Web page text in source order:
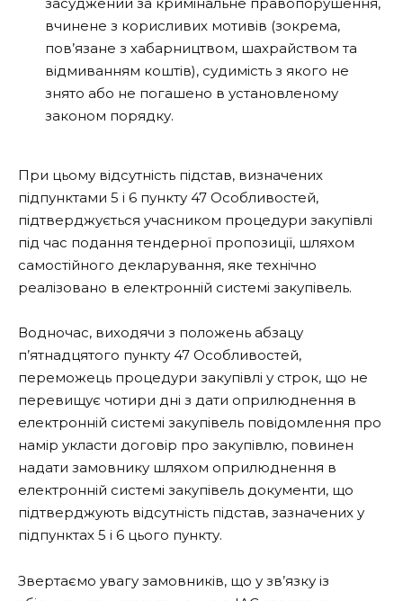
вчинене з корисливих мотивів (зокрема,
пов’язане з хабарництвом, шахрайством та
відмиванням коштів), судимість з якого не
знято або не погашено в установленому
законом порядку.
При цьому відсутність підстав, визначених
підпунктами 5 і 6 пункту 47 Особливостей,
підтверджується учасником процедури закупівлі
під час подання тендерної пропозиції, шляхом
самостійного декларування, яке технічно
реалізовано в електронній системі закупівель.
Водночас, виходячи з положень абзацу
п’ятнадцятого пункту 47 Особливостей,
переможець процедури закупівлі у строк, що не
перевищує чотири дні з дати оприлюднення в
електронній системі закупівель повідомлення про
намір укласти договір про закупівлю, повинен
надати замовнику шляхом оприлюднення в
електронній системі закупівель документи, що
підтверджують відсутність підстав, зазначених у
підпунктах 5 і 6 цього пункту.
Звертаємо увагу замовників, що у зв’язку із